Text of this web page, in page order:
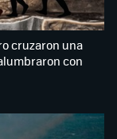
cruzaron una
con